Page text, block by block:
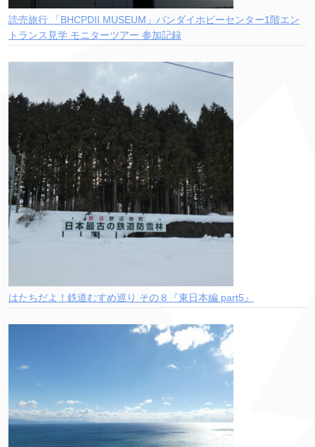
読売旅行 「BHCPDII MUSEUM」バンダイホビーセンター1階エン
トランス見学 モニターツアー 参加記録
はたちだよ！鉄道むすめ巡り その８『東日本編 part5』